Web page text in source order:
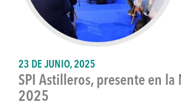
23 DE JUNIO, 2025
SPI Astilleros, presente en la
2025